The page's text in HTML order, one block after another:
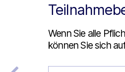
Wenn Sie alle
können Sie sich